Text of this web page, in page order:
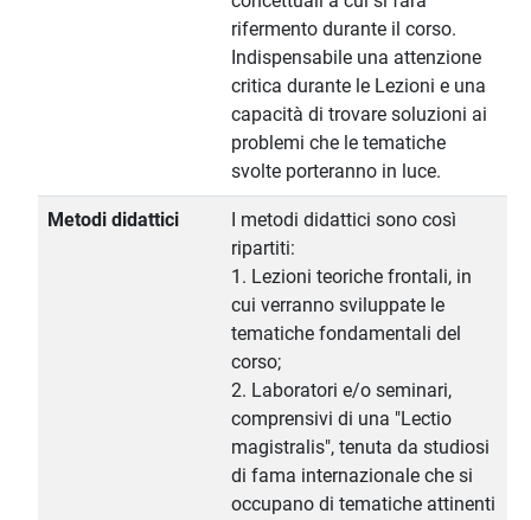
rifermento durante il corso.
Indispensabile una attenzione
critica durante le Lezioni e una
capacità di trovare soluzioni ai
problemi che le tematiche
svolte porteranno in luce.
Metodi didattici
I metodi didattici sono così
ripartiti:
1. Lezioni teoriche frontali, in
cui verranno sviluppate le
tematiche fondamentali del
corso;
2. Laboratori e/o seminari,
comprensivi di una "Lectio
magistralis", tenuta da studiosi
di fama internazionale che si
occupano di tematiche attinenti